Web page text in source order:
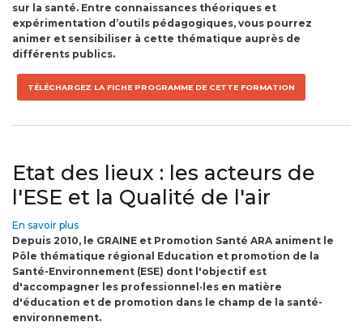
Eduquer
à
la
qualité
l'air
extérieur
sur la santé. Entre connaissances théoriques et
expérimentation d’outils pédagogiques, vous pourrez
animer et sensibiliser à cette thématique auprès de
différents publics.
TÉLÉCHARGEZ LA FICHE PROGRAMME DE CETTE FORMATION
Etat des lieux : les acteurs de
l'ESE et la Qualité de l'air
En savoir plus
Etat
des
lieux
:
les
acteurs
Depuis 2010, le GRAINE et Promotion Santé ARA animent le
Pôle thématique régional Education et promotion de la
Santé-Environnement (ESE) dont l'objectif est
d'accompagner les professionnel·les en matière
d'éducation et de promotion dans le champ de la santé-
environnement.